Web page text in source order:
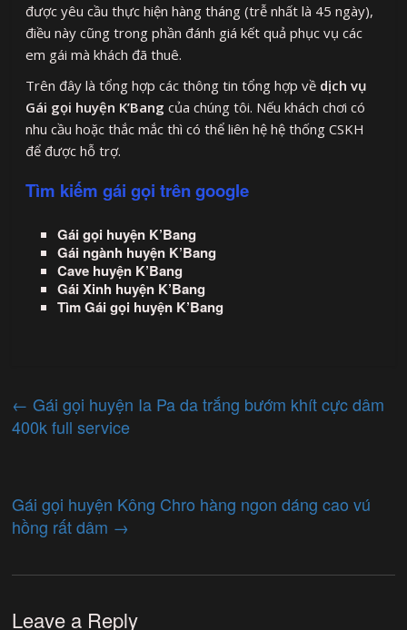
được yêu cầu thực hiện hàng tháng (trễ nhất là 45 ngày),
điều này cũng trong phần đánh giá kết quả phục vụ các
em gái mà khách đã thuê.
Trên đây là tổng hợp các thông tin tổng hợp về dịch vụ
Gái gọi huyện K’Bang của chúng tôi. Nếu khách chơi có
nhu cầu hoặc thắc mắc thì có thể liên hệ hệ thống CSKH
để được hỗ trợ.
Tìm kiếm gái gọi trên google
Gái gọi huyện K’Bang
Gái ngành huyện K’Bang
Cave huyện K’Bang
Gái Xinh huyện K’Bang
Tìm Gái gọi huyện K’Bang
← Gái gọi huyện Ia Pa da trắng bướm khít cực dâm
400k full service
Gái gọi huyện Kông Chro hàng ngon dáng cao vú
hồng rất dâm →
Leave a Reply